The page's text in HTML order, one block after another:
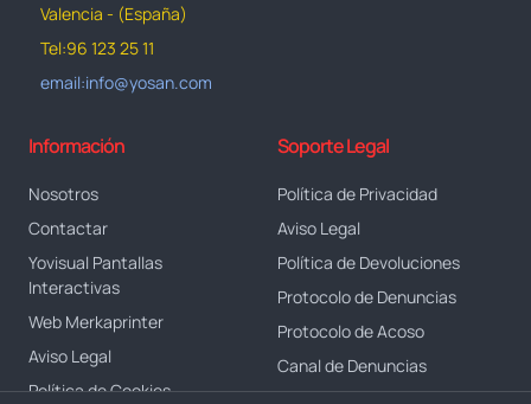
Valencia - (España)
Tel:96 123 25 11
email:info@yosan.com
Información
Nosotros
Contactar
Yovisual Pantallas
Interactivas
Web Merkaprinter
Aviso Legal
Política de Cookies
Soporte Legal
Política de Privacidad
Aviso Legal
Política de Devoluciones
Protocolo de Denuncias
Protocolo de Acoso
Canal de Denuncias